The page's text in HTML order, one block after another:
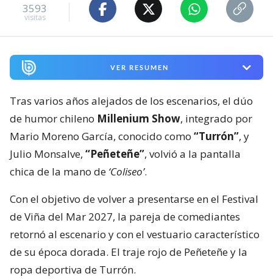
3593
visitas
VER RESUMEN
Tras varios años alejados de los escenarios, el dúo
de humor chileno Millenium Show, integrado por
Mario Moreno García, conocido como “Turrón”, y
Julio Monsalve, “Peñeteñe”, volvió a la pantalla
chica de la mano de ‘Coliseo’.
Con el objetivo de volver a presentarse en el Festival
de Viña del Mar 2027, la pareja de comediantes
retornó al escenario y con el vestuario característico
de su época dorada. El traje rojo de Peñeteñe y la
ropa deportiva de Turrón.